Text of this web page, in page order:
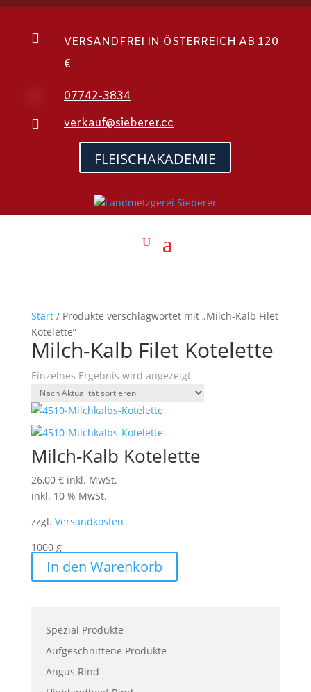

VERSANDFREI IN ÖSTERREICH AB 120
€
07742-3834
 verkauf@sieberer.cc
FLEISCHAKADEMIE
Start/ Produkte verschlagwortet mit „Milch-Kalb Filet
Kotelette“
Milch-Kalb Filet Kotelette
Einzelnes Ergebnis wird angezeigt
Milch-Kalb Kotelette
26,00 € inkl. MwSt.
inkl. 10 % MwSt.
zzgl. Versandkosten
1000 g
In den Warenkorb
Spezial Produkte
Aufgeschnittene Produkte
Angus Rind